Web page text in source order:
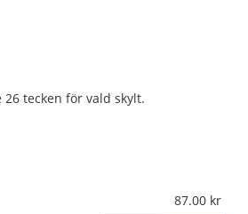
tecken för vald skylt.
87.00